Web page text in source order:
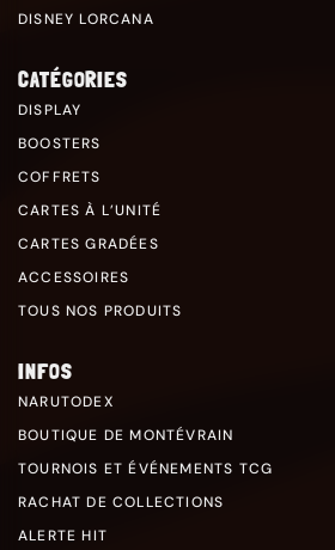
DISNEY LORCANA
CATÉGORIES
DISPLAY
BOOSTERS
COFFRETS
CARTES À L’UNITÉ
CARTES GRADÉES
ACCESSOIRES
TOUS NOS PRODUITS
INFOS
NARUTODEX
BOUTIQUE DE MONTÉVRAIN
TOURNOIS ET ÉVÉNEMENTS TCG
RACHAT DE COLLECTIONS
ALERTE HIT